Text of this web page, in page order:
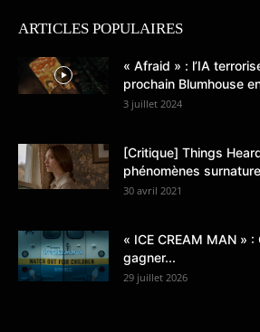
ARTICLES POPULAIRES
« Afraid » : l’IA
prochain Blumhouse
3 juillet 2024
[Critique] Things
phénomènes
30 avril 2021
« ICE CREAM MAN »
gagner...
29 juillet 2026